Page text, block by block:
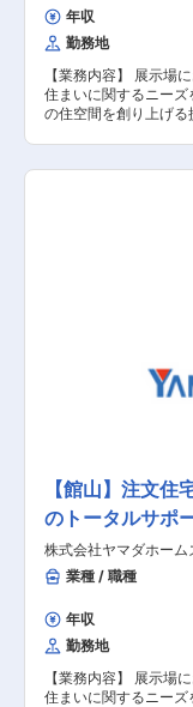
年収
勤務地
【業務内容】 展示場
住まいに関するニー
の住空間を創り上げる
す。 【具体的な業務内容】 ■展示場へお越しい
の調査 ■契約関連の
最大手である「ヤマ
産領域を担当する同
ダホールディングス
を活用した集客導線
働くことが可能です
んどなく、展示場に
料請求されたお客様
【館山】注文
のトータルサポ
株式会社ヤマダホーム
業種 / 職種
年収
勤務地
【業務内容】 展示場
住まいに関するニー